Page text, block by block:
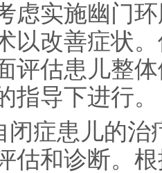
虑实施幽门
以改善症状
评估患儿整
指导下进行。
闭症患儿的
估和诊断。